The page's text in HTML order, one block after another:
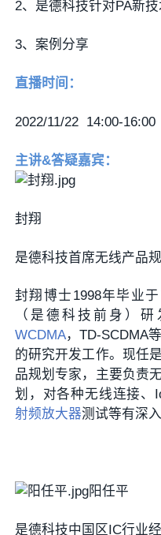
2、是德科技针对PA新
3、案例分享
直播时间：
2022/11/22 14:00-16:00
主讲&答疑嘉宾：
封翔
是德科技首席无线产品
封翔博士1998年毕业
（是德科技前身）
WCDMA，TD-SCDMA等
的研究开发工作。现任
品规划专家，主要负责
划，对各种无线连接、
射频放大器测试等有深
阳任平
是德科技中国区IC行业